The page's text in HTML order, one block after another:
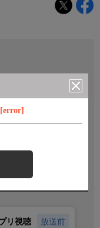
ネル(有料)のご契約が
ら
リ視聴 放送前